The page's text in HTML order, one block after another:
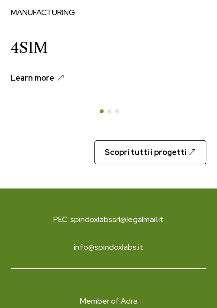
4SIM
MANUFACTURING
Learn more
Scopri tutti i progetti
PEC: spindoxlabssrl@legalmail.it
info@spindoxlabs.it
Member of Adra